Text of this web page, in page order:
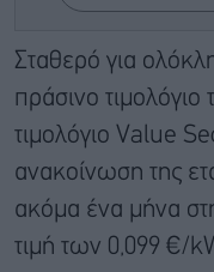
Σταθερό για
πράσινο τιμολόγιο
τιμολόγιο Value
ανακοίνωση της
ακόμα ένα μήνα
τιμή των 0,099 €/